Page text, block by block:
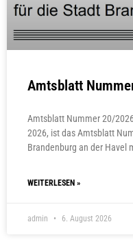
Amtsblatt
Amtsblatt Nummer 20/
2026, ist das Amtsblatt
Brandenburg an der Havel
WEITERLESEN »
admin 6. August 2026